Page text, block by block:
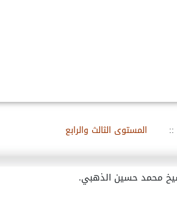
::
المستوى الثالث والرابع
محمد حسين الذهبي.